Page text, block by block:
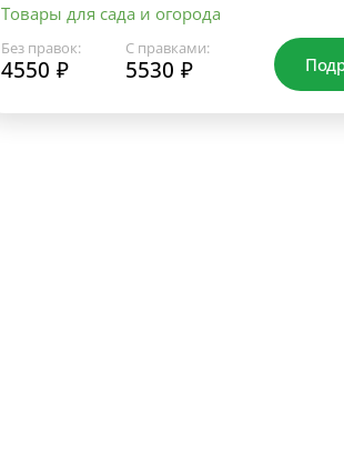
Товары для сада и огорода
Без правок:
4550 ₽
С правками:
5530 ₽